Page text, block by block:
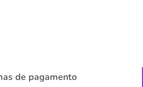
de pagamento